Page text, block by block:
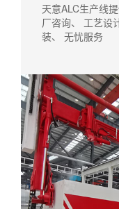
天意ALC生产线
厂咨询、 工艺设
装、 无忧服务